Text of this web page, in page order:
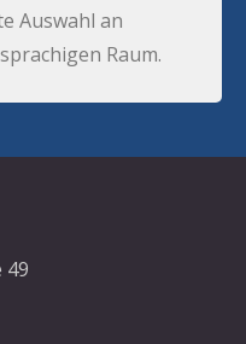
Auswahl an
Raum.
49